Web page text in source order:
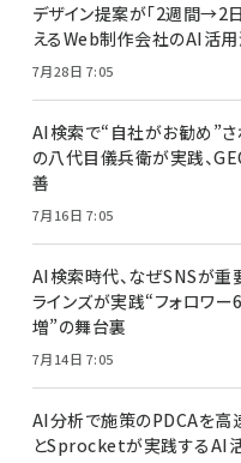
デザイン提案が「2週間→2
えるWeb制作会社のAI活
7月28日 7:05
AI検索で“自社がお勧め”さ
の八代目儀兵衛が実践、
善
7月16日 7:05
AI検索時代、なぜSNSが重
ラインズが実践“フォロワー
増”の舞台裏
7月14日 7:05
AI分析で施策のPDCAを高
とSprocketが実践するAI